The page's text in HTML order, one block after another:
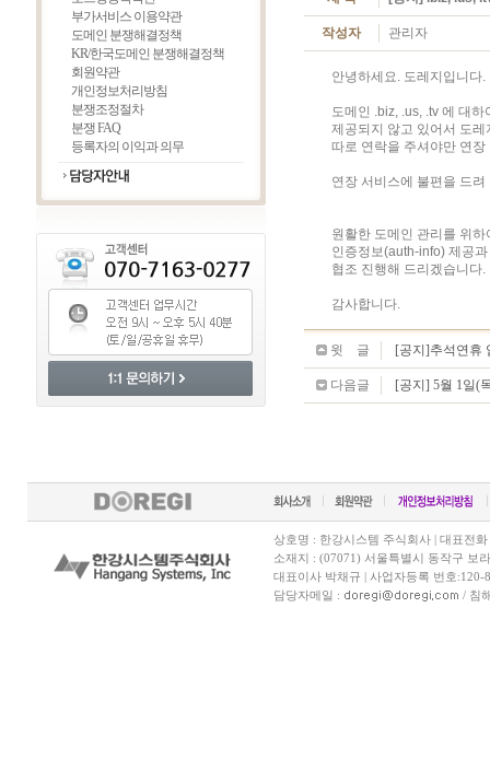
부가서비스 이용약관
도메인 분쟁해결정책
KR/한국도메인 분쟁해결정책
회원약관
개인정보처리방침
분쟁조정절차
분쟁 FAQ
등록자의 이익과 의무
작성자 관리자
안녕하세요. 도레지입니다.
도메인 .biz, .us, .tv 에 대
제공되지 않고 있어서 도
따로 연락을 주셔야만 연
연장 서비스에 불편을 드
원활한 도메인 관리를 위
인증정보(auth-info) 제공
협조 진행해 드리겠습니다.
감사합니다.
윗 글 [공지]추석연휴
다음글 [공지] 5월 1일(
상호명 : 한강시스템 주식회사 | 대표전
소재지 : (07071) 서울특별시 동작구 보
대표이사 박채규 | 사업자등록 번호
담당자메일 :
/ 침